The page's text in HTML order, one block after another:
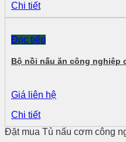
Chi tiết
Đọc tiếp
Bộ nồi nấu ăn công nghiệp
Giá liên hệ
Chi tiết
Đặt mua Tủ nấu cơm công